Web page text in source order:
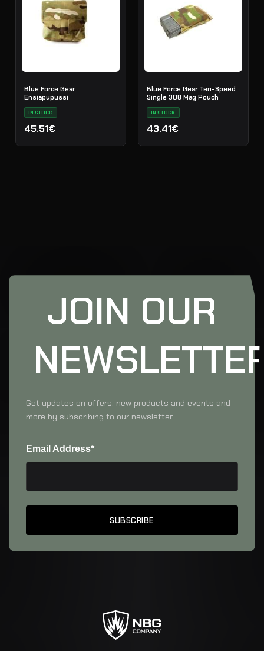
Blue Force Gear
Ensiapupussi
IN STOCK
45.51€
Blue Force Gear Ten-Speed
Single 308 Mag Pouch
IN STOCK
43.41€
JOIN OUR
Get updates on offers, new products and events and
more by subscribing to our newsletter.
Email Address*